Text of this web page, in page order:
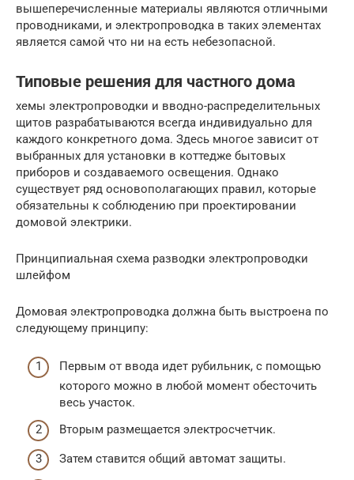
вышеперечисленные материалы являются отличными
проводниками, и электропроводка в таких элементах
является самой что ни на есть небезопасной.
Типовые решения для частного дома
хемы электропроводки и вводно-распределительных
щитов разрабатываются всегда индивидуально для
каждого конкретного дома. Здесь многое зависит от
выбранных для установки в коттедже бытовых
приборов и создаваемого освещения. Однако
существует ряд основополагающих правил, которые
обязательны к соблюдению при проектировании
домовой электрики.
Принципиальная схема разводки электропроводки
шлейфом
Домовая электропроводка должна быть выстроена по
следующему принципу:
Первым от ввода идет рубильник, с помощью
которого можно в любой момент обесточить
весь участок.
Вторым размещается электросчетчик.
Затем ставится общий автомат защиты.